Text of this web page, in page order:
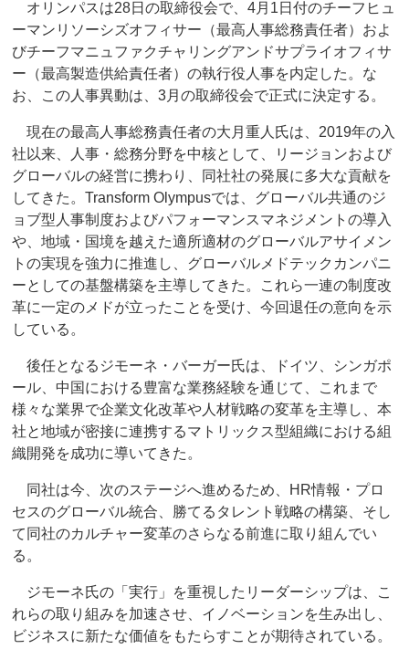
オリンパスは28日の取締役会で、4月1日付のチーフヒュ
ーマンリソーシズオフィサー（最高人事総務責任者）およ
びチーフマニュファクチャリングアンドサプライオフィサ
ー（最高製造供給責任者）の執行役人事を内定した。な
お、この人事異動は、3月の取締役会で正式に決定する。
現在の最高人事総務責任者の大月重人氏は、2019年の入
社以来、人事・総務分野を中核として、リージョンおよび
グローバルの経営に携わり、同社社の発展に多大な貢献を
してきた。Transform Olympusでは、グローバル共通のジ
ョブ型人事制度およびパフォーマンスマネジメントの導入
や、地域・国境を越えた適所適材のグローバルアサイメン
トの実現を強力に推進し、グローバルメドテックカンパニ
ーとしての基盤構築を主導してきた。これら一連の制度改
革に一定のメドが立ったことを受け、今回退任の意向を示
している。
後任となるジモーネ・バーガー氏は、ドイツ、シンガポ
ール、中国における豊富な業務経験を通じて、これまで
様々な業界で企業文化改革や人材戦略の変革を主導し、本
社と地域が密接に連携するマトリックス型組織における組
織開発を成功に導いてきた。
同社は今、次のステージへ進めるため、HR情報・プロ
セスのグローバル統合、勝てるタレント戦略の構築、そし
て同社のカルチャー変革のさらなる前進に取り組んでい
る。
ジモーネ氏の「実行」を重視したリーダーシップは、こ
れらの取り組みを加速させ、イノベーションを生み出し、
ビジネスに新たな価値をもたらすことが期待されている。